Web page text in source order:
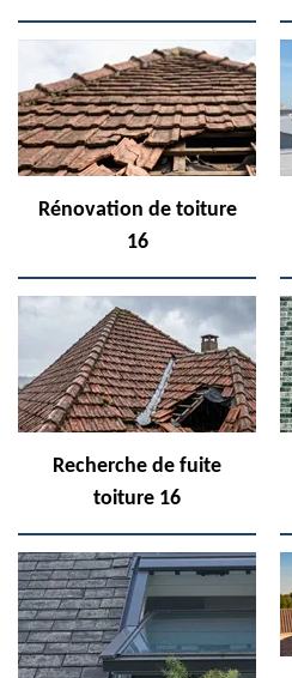
Rénovation de toiture
16
Recherche de fuite
toiture 16